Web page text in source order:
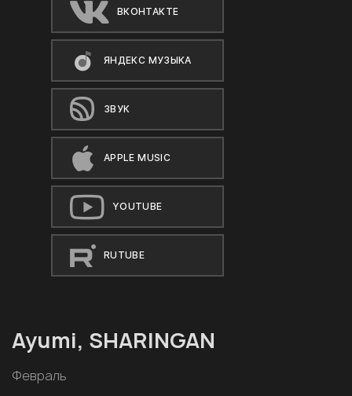
ВКОНТАКТЕ
ЯНДЕКС МУЗЫКА
ЗВУК
APPLE MUSIC
YOUTUBE
RUTUBE
Ayumi, SHARINGAN
Февраль